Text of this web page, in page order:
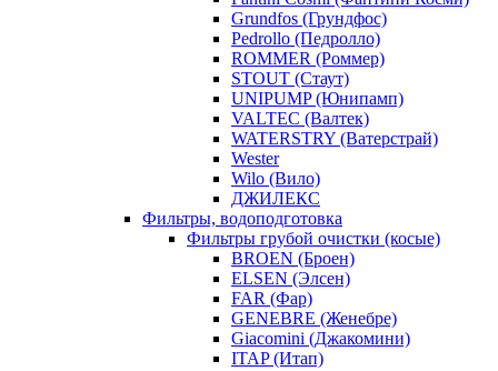
Grundfos (Грундфос)
Pedrollo (Педролло)
ROMMER (Роммер)
STOUT (Стаут)
UNIPUMP (Юнипамп)
VALTEC (Валтек)
WATERSTRY (Ватерстрай)
Wester
Wilo (Вило)
ДЖИЛЕКС
Фильтры, водоподготовка
Фильтры грубой очистки (косые)
BROEN (Броен)
ELSEN (Элсен)
FAR (Фар)
GENEBRE (Женебре)
Giacomini (Джакомини)
ITAP (Итап)